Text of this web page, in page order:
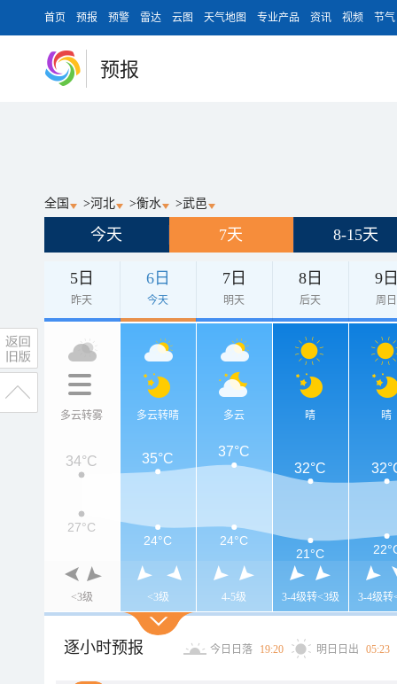
首页 预报 预警 雷达 云图 天气地图 专业产品 资讯 视频 节气
预报
全国 >河北 >衡水 >武邑
今天 7天 8-15天
5日
昨天
6日
今天
7日
明天
8日
后天
9
周日
多云转雾
<3级
多云转晴
<3级
多云
4-5级
晴
3-4级转<3级
晴
3-4级转
34°C 35°C 37°C
32°C
27°C
24°C
24°C
21°C
逐小时预报 今日日落 19:20 明日日出 05:23